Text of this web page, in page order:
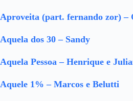
Aproveita (part. fernando zor) –
Aquela dos 30 – Sandy
Aquela Pessoa – Henrique e
Aquele 1% – Marcos e Belutti